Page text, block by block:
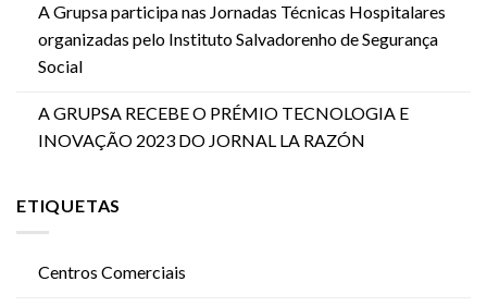
A Grupsa participa nas Jornadas Técnicas Hospitalares
organizadas pelo Instituto Salvadorenho de Segurança
Social
A GRUPSA RECEBE O PRÉMIO TECNOLOGIA E
INOVAÇÃO 2023 DO JORNAL LA RAZÓN
ETIQUETAS
Centros Comerciais